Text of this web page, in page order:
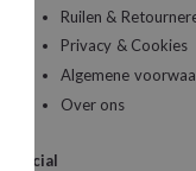
Ruilen &
Privacy & Cookies
Algemene
Over ons
Social